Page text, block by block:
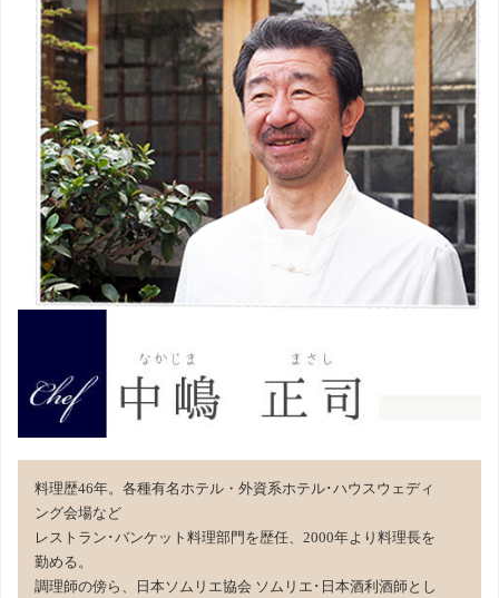
料理歴46年。各種有名ホテル・外資系ホテル･ハウスウェディ
ング会場など
レストラン･バンケット料理部門を歴任、2000年より料理長を
勤める。
調理師の傍ら、日本ソムリエ協会 ソムリエ･日本酒利酒師とし